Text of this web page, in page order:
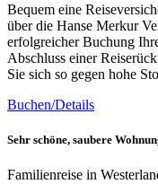
Bequem eine
über die Hanse Merkur
erfolgreicher Buchung
Abschluss einer
Sie sich so gegen hohe
Buchen/Details
Sehr schöne, saubere
Familienreise in